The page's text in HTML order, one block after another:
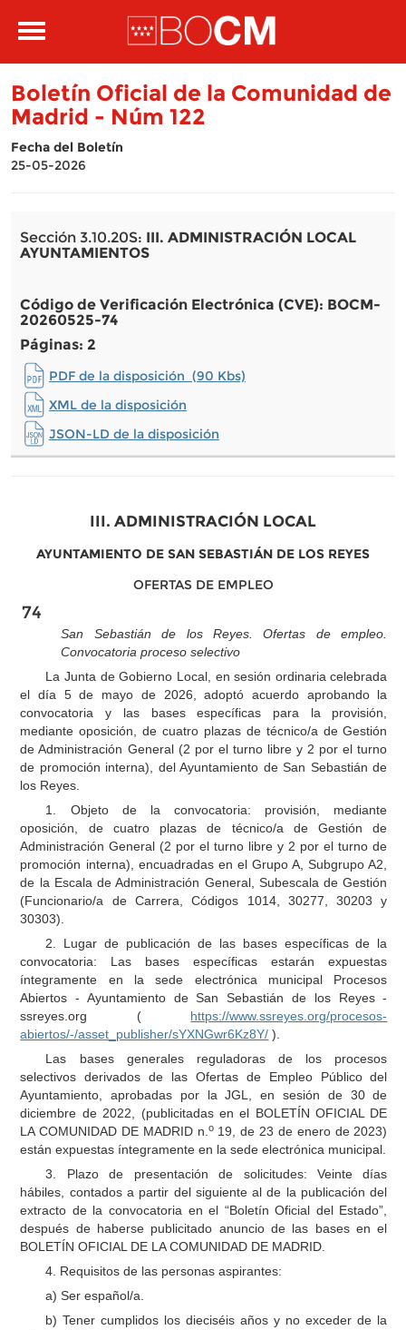
Toggle
Boletín Oficial de la Comunidad de
Madrid - Núm 122
Fecha del Boletín
25-05-2026
Sección 3.10.20S: III. ADMINISTRACIÓN LOCAL
AYUNTAMIENTOS
Código de Verificación Electrónica (CVE): BOCM-
20260525-74
Páginas: 2
PDF de la disposición (90 Kbs)
XML de la disposición
JSON-LD de la disposición
III. ADMINISTRACIÓN LOCAL
AYUNTAMIENTO DE SAN SEBASTIÁN DE LOS REYES
OFERTAS DE EMPLEO
74
San Sebastián de los Reyes. Ofertas de empleo.
Convocatoria proceso selectivo
La Junta de Gobierno Local, en sesión ordinaria celebrada
el día 5 de mayo de 2026, adoptó acuerdo aprobando la
convocatoria y las bases específicas para la provisión,
mediante oposición, de cuatro plazas de técnico/a de Gestión
de Administración General (2 por el turno libre y 2 por el turno
de promoción interna), del Ayuntamiento de San Sebastián de
los Reyes.
1. Objeto de la convocatoria: provisión, mediante
oposición, de cuatro plazas de técnico/a de Gestión de
Administración General (2 por el turno libre y 2 por el turno de
promoción interna), encuadradas en el Grupo A, Subgrupo A2,
de la Escala de Administración General, Subescala de Gestión
(Funcionario/a de Carrera, Códigos 1014, 30277, 30203 y
30303).
2. Lugar de publicación de las bases específicas de la
convocatoria: Las bases específicas estarán expuestas
íntegramente en la sede electrónica municipal Procesos
Abiertos - Ayuntamiento de San Sebastián de los Reyes -
ssreyes.org ( https://www.ssreyes.org/procesos-
abiertos/-/asset_publisher/sYXNGwr6Kz8Y/ ).
Las bases generales reguladoras de los procesos
selectivos derivados de las Ofertas de Empleo Público del
Ayuntamiento, aprobadas por la JGL, en sesión de 30 de
diciembre de 2022, (publicitadas en el BOLETÍN OFICIAL DE
LA COMUNIDAD DE MADRID n. o19, de 23 de enero de 2023)
están expuestas íntegramente en la sede electrónica municipal.
3. Plazo de presentación de solicitudes: Veinte días
hábiles, contados a partir del siguiente al de la publicación del
extracto de la convocatoria en el “Boletín Oficial del Estado”,
después de haberse publicitado anuncio de las bases en el
BOLETÍN OFICIAL DE LA COMUNIDAD DE MADRID.
4. Requisitos de las personas aspirantes:
a) Ser español/a.
b) Tener cumplidos los dieciséis años y no exceder de la